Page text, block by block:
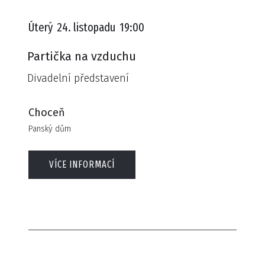
Úterý 24. listopadu 19:00
Partička na vzduchu
Divadelní představení
Choceň
Panský dům
VÍCE INFORMACÍ